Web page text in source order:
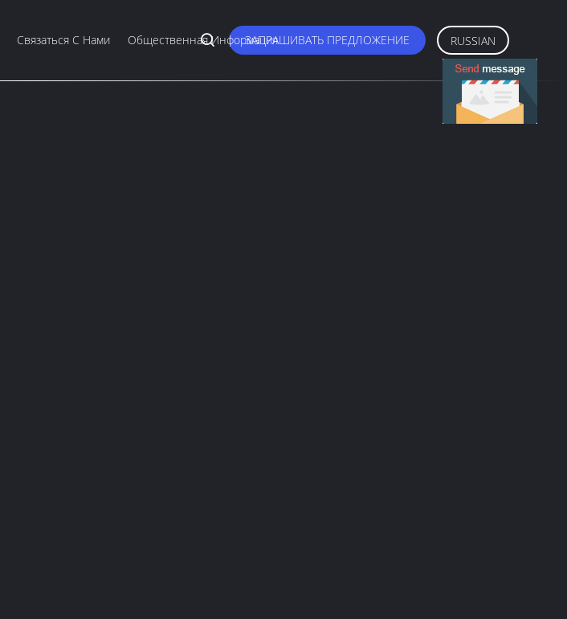
Связаться С Нами Общественная ИнформацияЗАПРАШИВАТЬ ПРЕДЛОЖЕНИЕ RUSSIAN